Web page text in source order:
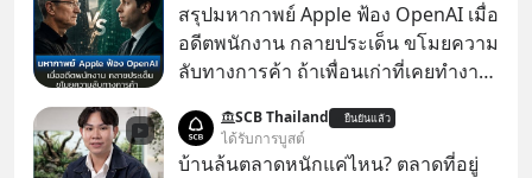
สรุปมหากาพย์ Apple ฟ้อง OpenAI เมื่อ
อดีตพนักงาน กลายประเด็น ขโมยความ
ลับทางการค้า ถ้าเพื่อนเก่าที่เคยทำงาน
เก่าที่เขาเคยทำไว้ ตอนยังอยู่บริษัท
เดียวกัน
SCB Thailand ยืนยันแล้ว
ได้รับการบูสต์
บ้านล้นตลาดหนักแค่ไหน? ตลาดที่อยู่